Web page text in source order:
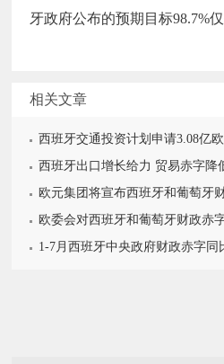
牙政府公布的预期目标98.7%仅
相关文章
西班牙交通投资计划申请3.08亿
西班牙出口增长给力 贸易赤字降
欧元集团将宣布西班牙和葡萄牙
欧委会对西班牙和葡萄牙财政赤
1-7月西班牙中央政府财政赤字同